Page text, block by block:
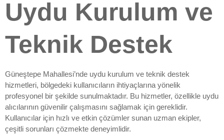
Uydu Kurulum ve
Teknik Destek
Güneştepe Mahallesi’nde uydu kurulum ve teknik destek
hizmetleri, bölgedeki kullanıcıların ihtiyaçlarına yönelik
profesyonel bir şekilde sunulmaktadır. Bu hizmetler, özellikle uydu
alıcılarının güvenilir çalışmasını sağlamak için gereklidir.
Kullanıcılar için hızlı ve etkin çözümler sunan uzman ekipler,
çeşitli sorunları çözmekte deneyimlidir.